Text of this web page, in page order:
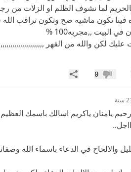
لما نشوف الظلم او الزلات من
فينا تكون ماشيه صح وتكون تراقب الله
في البيت ,,مجربه100 %
لكن والله من القهر
عدم إعجاب
0 مشاركة
سنة
يامنان ياكريم اسالك باسمك
والالحاح في الدعاء باسماء الله